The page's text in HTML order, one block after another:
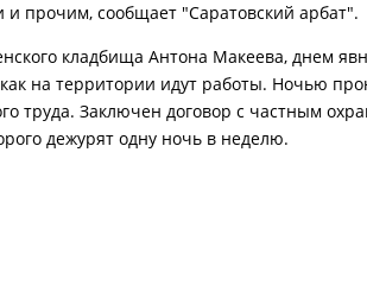
прочим, сообщает "Саратовский арбат".
кладбища Антона Макеева, днем
на территории идут работы. Ночью
труда. Заключен договор с частным
дежурят одну ночь в неделю.